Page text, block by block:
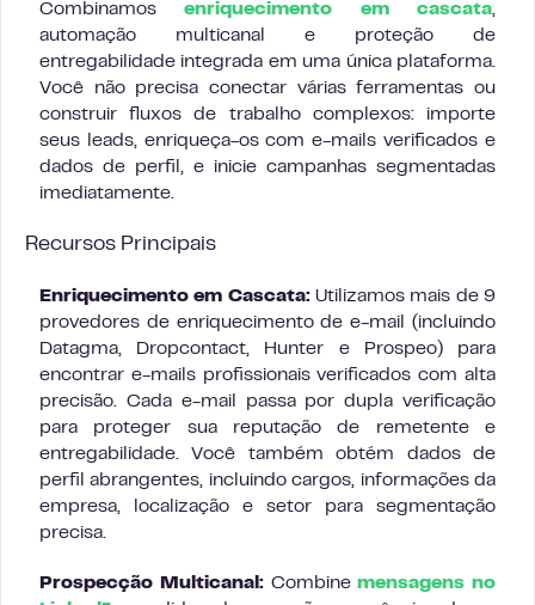
Combinamosenriquecimento em cascata,
automação multicanal e proteção de
entregabilidade integrada em uma única plataforma.
Você não precisa conectar várias ferramentas ou
construir fluxos de trabalho complexos: importe
seus leads, enriqueça-os com e-mails verificados e
dados de perfil, e inicie campanhas segmentadas
imediatamente.
Recursos Principais
Enriquecimento em Cascata:Utilizamos mais de 9
provedores de enriquecimento de e-mail (incluindo
Datagma, Dropcontact, Hunter e Prospeo) para
encontrar e-mails profissionais verificados com alta
precisão. Cada e-mail passa por dupla verificação
para proteger sua reputação de remetente e
entregabilidade. Você também obtém dados de
perfil abrangentes, incluindo cargos, informações da
empresa, localização e setor para segmentação
precisa.
Prospecção Multicanal:Combinemensagens no